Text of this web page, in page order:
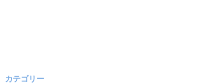
カテゴリー